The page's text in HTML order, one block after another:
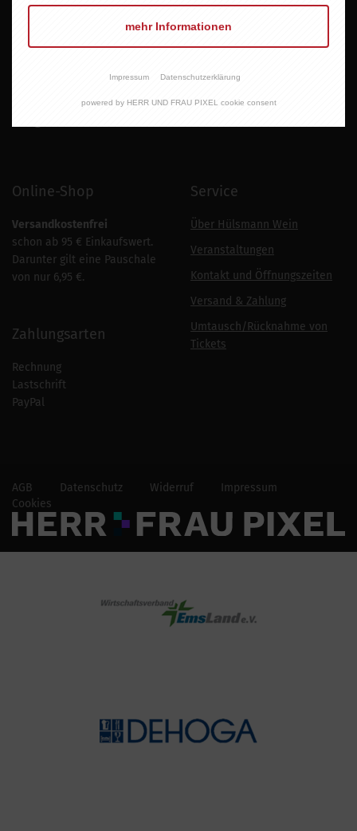
Samstag
Samstag
09.30–12.30 Uhr
05932 7333916
Online-Shop
Versandkostenfrei
schon ab 95 € Einkaufswert.
Darunter gilt eine Pauschale
von nur 6,95 €.
Zahlungsarten
Rechnung
Lastschrift
PayPal
Service
Über Hülsmann Wein
Veranstaltungen
Kontakt und Öffnungszeiten
Versand & Zahlung
Umtausch/Rücknahme von
Tickets
AGB Datenschutz Widerruf
Impressum
Cookies
mehr Informationen
Impressum Datenschutzerklärung
powered by HERR UND FRAU PIXEL cookie consent